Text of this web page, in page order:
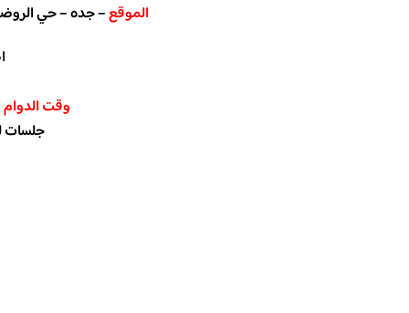
الموقع– جده – حي
وقت الدوام
جلسات